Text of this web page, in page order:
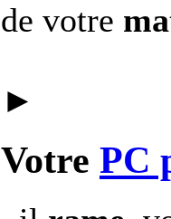
de votre
►
Votre PC